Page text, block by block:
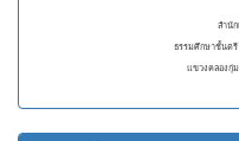
สำนั
ธรรมศึกษาชั้นตรี
แขวงคลองกุ่